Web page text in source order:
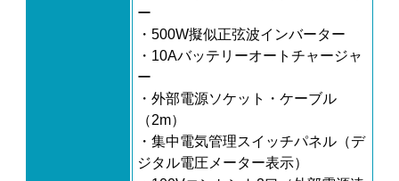
ー
・500W擬似正弦波インバーター
・10Aバッテリーオートチャージャ
ー
・外部電源ソケット・ケーブル
（2m）
・集中電気管理スイッチパネル（デ
ジタル電圧メーター表示）